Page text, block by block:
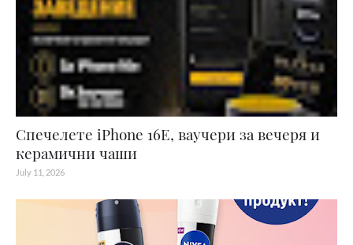
Спечелете iPhone 16E, ваучери за вечеря и
керамични чаши
July 11, 2026